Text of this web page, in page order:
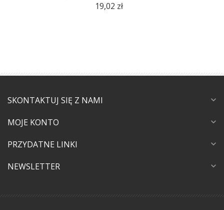
19,02 zł
SKONTAKTUJ SIĘ Z NAMI expand_more
MOJE KONTO expand_more
PRZYDATNE LINKI expand_more
NEWSLETTER expand_more